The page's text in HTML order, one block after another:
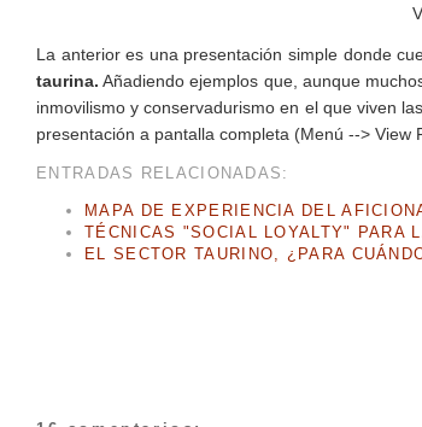
La anterior es una presentación simple donde
taurina. Añadiendo ejemplos que, aunque
inmovilismo y conservadurismo en el que viven
presentación a pantalla completa (Menú --> View
ENTRADAS RELACIONADAS:
MAPA DE EXPERIENCIA DEL
TÉCNICAS "SOCIAL LOYALTY" PARA
EL SECTOR TAURINO, ¿PARA